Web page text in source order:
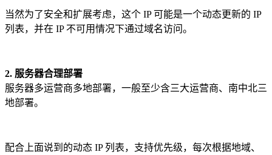
当然为了安全和扩展考虑，这个 IP 可能是一个动态更新的 IP
列表，并在 IP 不可用情况下通过域名访问。
2. 服务器合理部署
服务器多运营商多地部署，一般至少含三大运营商、南中北三
地部署。
配合上面说到的动态 IP 列表，支持优先级，每次根据地域、